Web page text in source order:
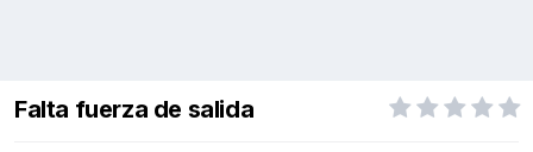
Falta fuerza de salida